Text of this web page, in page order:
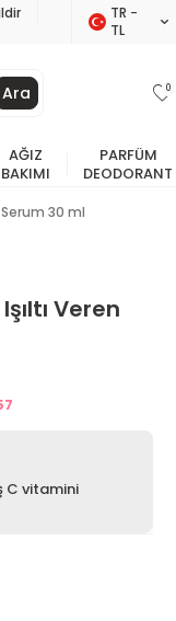
TR −
TL
Ara 0
AĞIZ
BAKIMI
PARFÜM
DEODORANT
Serum 30 ml
Veren
C vitamini